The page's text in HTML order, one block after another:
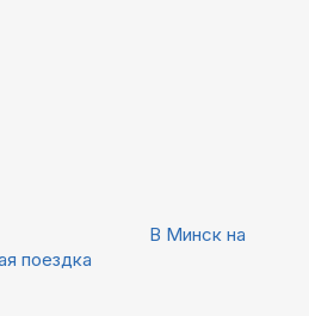
В Минск на
поездка